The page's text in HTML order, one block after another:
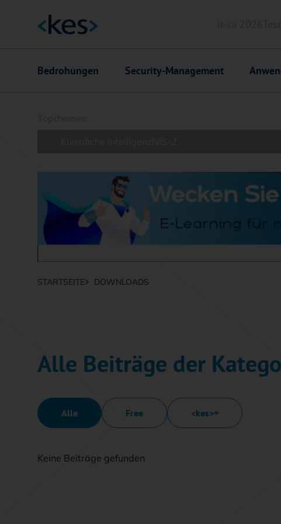
Hauptnavigation
Bedrohungen Security-Management
Breadcrumb-Navigation
STARTSEITE DOWNLOADS
Alle Beiträge der
Alle Free <kes>+
Keine Beiträge gefunden